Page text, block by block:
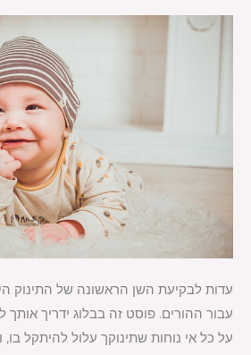
עדות לבקיעת השן הראשונה של התינוק
עבור ההורים. פוסט זה בבלוג ידריך
על כל אי נוחות שתינוקך עלול להיתקל